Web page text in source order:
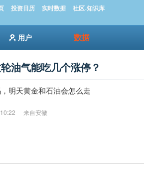
投资日历 实时数据 社区-知识库
用户 数据
油气能吃几个涨停？
明天黄金和石油会怎么走
来自安徽